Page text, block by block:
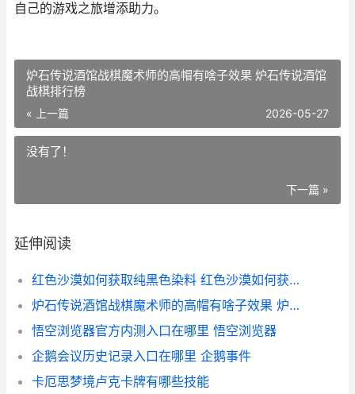
自己的游戏之旅增添助力。
炉石传说酒馆战棋魔术师的高帽有啥子效果 炉石传说酒馆
战棋排行榜
« 上一篇 2026-05-27
没有了！
下一篇 »
延伸阅读
红色沙漠如何获取纯黑色染料 红色沙漠如何获取胡萝卜种子
炉石传说酒馆战棋魔术师的高帽有啥子效果 炉石传说酒馆战棋排行榜
悟空浏览器官方内测入口在哪里 悟空浏览器
企鹅会议历史记录入口在哪里 企鹅事件
卡厄思梦境卢克卡牌有哪些技能